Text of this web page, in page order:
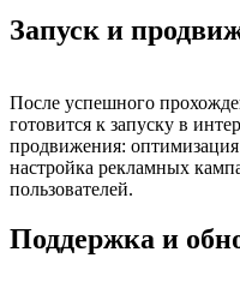
Запуск и
После успешного
готовится к запуску в
продвижения:
настройка рекламных
пользователей.
Поддержка и